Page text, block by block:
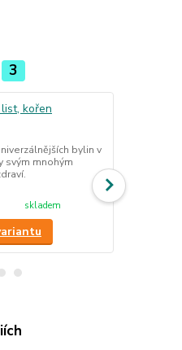
3
bylin v
mnohým
skladem
činnosti